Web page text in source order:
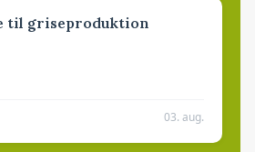
til griseproduktion
03. aug.